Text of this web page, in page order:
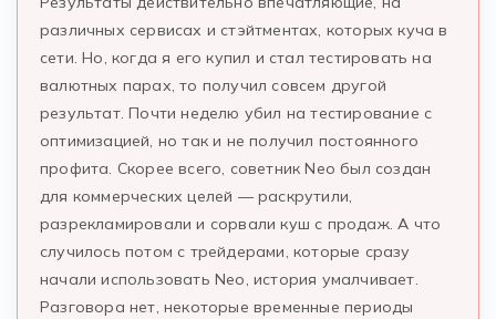
различных сервисах и стэйтментах, которых куча в
сети. Но, когда я его купил и стал тестировать на
валютных парах, то получил совсем другой
результат. Почти неделю убил на тестирование с
оптимизацией, но так и не получил постоянного
профита. Скорее всего, советник Neo был создан
для коммерческих целей — раскрутили,
разрекламировали и сорвали куш с продаж. А что
случилось потом с трейдерами, которые сразу
начали использовать Neo, история умалчивает.
Разговора нет, некоторые временные периоды